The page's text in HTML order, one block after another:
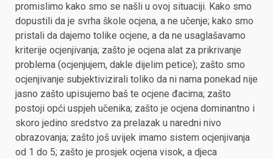
promislimo kako smo se našli u ovoj situaciji. Kako smo
dopustili da je svrha škole ocjena, a ne učenje; kako smo
pristali da dajemo tolike ocjene, a da ne usaglašavamo
kriterije ocjenjivanja; zašto je ocjena alat za prikrivanje
problema (ocjenjujem, dakle dijelim petice); zašto smo
ocjenjivanje subjektivizirali toliko da ni nama ponekad nije
jasno zašto upisujemo baš te ocjene đacima; zašto
postoji opći uspjeh učenika; zašto je ocjena dominantno i
skoro jedino sredstvo za prelazak u naredni nivo
obrazovanja; zašto još uvijek imamo sistem ocjenjivanja
od 1 do 5; zašto je prosjek ocjena visok, a djeca